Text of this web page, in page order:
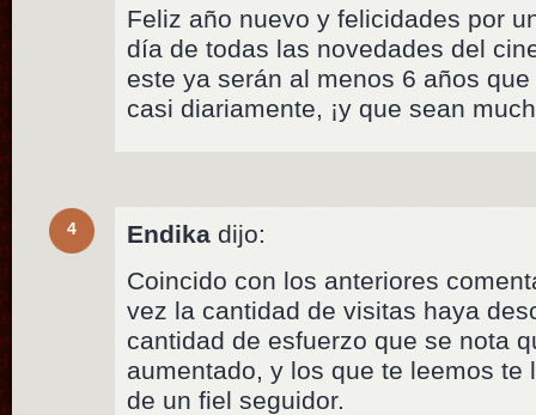
Feliz año nuevo y felicidades por
día de todas las novedades del
este ya serán al menos 6 años
casi diariamente, ¡y que sean
4 Endika dijo:
Coincido con los anteriores
vez la cantidad de visitas haya
cantidad de esfuerzo que se nota
aumentado, y los que te leemos te
de un fiel seguidor.